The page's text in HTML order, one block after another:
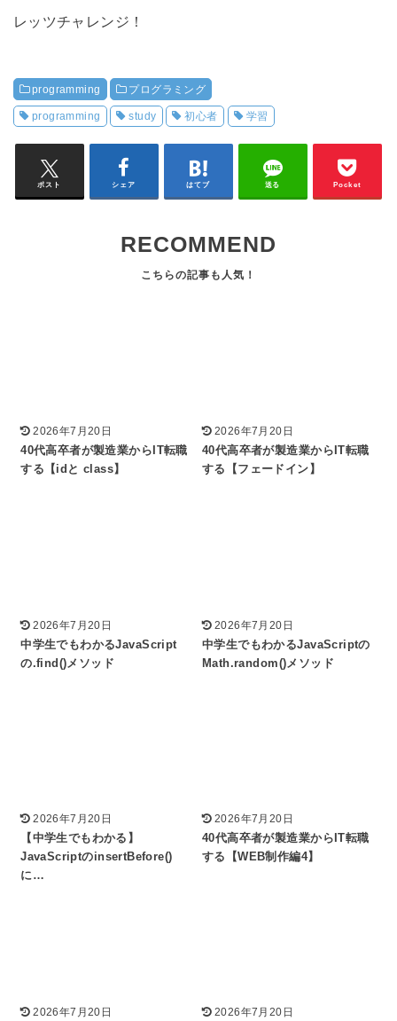
レッツチャレンジ！
programming プログラミング
programming study 初心者 学習
ポスト シェア はてブ 送る Pocket
RECOMMEND
2026年7月20日
40代高卒者が製造業からIT転職
する【idと class】
2026年7月20日
40代高卒者が製造業からIT転職
する【フェードイン】
2026年7月20日
中学生でもわかるJavaScript
の.find()メソッド
2026年7月20日
中学生でもわかるJavaScriptの
Math.random()メソッド
2026年7月20日
【中学生でもわかる】
JavaScriptのinsertBefore()
に…
2026年7月20日
40代高卒者が製造業からIT転職
する【WEB制作編4】
2026年7月20日 2026年7月20日